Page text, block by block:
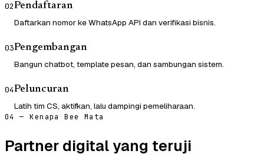
02Pendaftaran
Daftarkan nomor ke WhatsApp API dan verifikasi bisnis.
03Pengembangan
Bangun chatbot, template pesan, dan sambungan sistem.
04Peluncuran
Latih tim CS, aktifkan, lalu dampingi pemeliharaan.
04 — Kenapa Bee Mata
Partner digital yang teruji